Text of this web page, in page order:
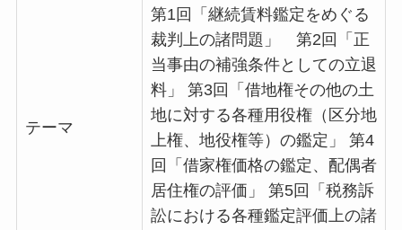
テーマ
第1回「継続賃料鑑定をめぐる
裁判上の諸問題」 第2回「正
当事由の補強条件としての立退
料」 第3回「借地権その他の土
地に対する各種用役権（区分地
上権、地役権等）の鑑定」 第4
回「借家権価格の鑑定、配偶者
居住権の評価」 第5回「税務訴
訟における各種鑑定評価上の諸